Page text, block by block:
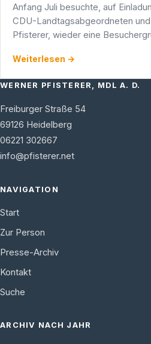
Anfang Juli besuchte, auf
CDU-Landtagsabgeordneten
Pfisterer, wieder eine
Weiterlesen →
WERNER PFISTERER, MDL A. D.
Freiburger Straße 54
69126 Heidelberg
06221 302667
info@pfisterer.net
NAVIGATION
Start
Zur Person
Presse-Archiv
Kontakt
Suche
ARCHIV NACH JAHR